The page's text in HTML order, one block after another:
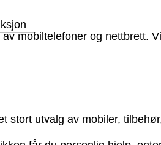
mobiltelefoner og nettbrett.
stort utvalg av mobiler,